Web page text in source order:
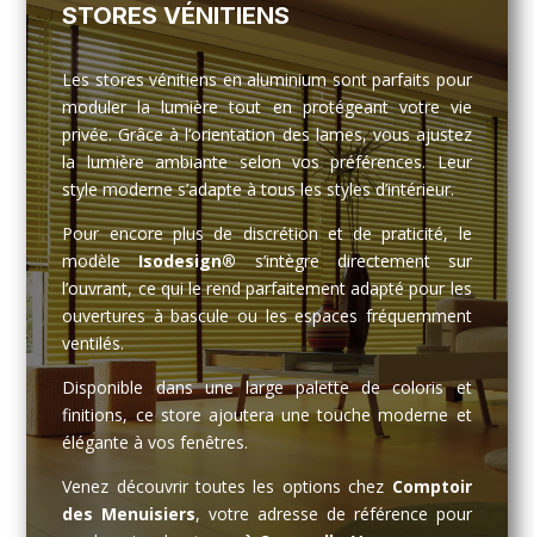
STORES VÉNITIENS
Les stores vénitiens en aluminium sont parfaits pour
moduler la lumière tout en protégeant votre vie
privée. Grâce à l’orientation des lames, vous ajustez
la lumière ambiante selon vos préférences. Leur
style moderne s’adapte à tous les styles d’intérieur.
Pour encore plus de discrétion et de praticité, le
modèleIsodesign®s’intègre directement sur
l’ouvrant, ce qui le rend parfaitement adapté pour les
ouvertures à bascule ou les espaces fréquemment
ventilés.
Disponible dans une large palette de coloris et
finitions, ce store ajoutera une touche moderne et
élégante à vos fenêtres.
Venez découvrir toutes les options chez Comptoir
des Menuisiers, votre adresse de référence pour